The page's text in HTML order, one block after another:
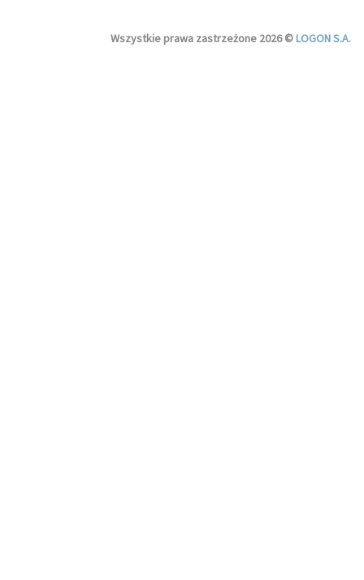
Wszystkie prawa zastrzeżone 2026 ©LOGON S.A.